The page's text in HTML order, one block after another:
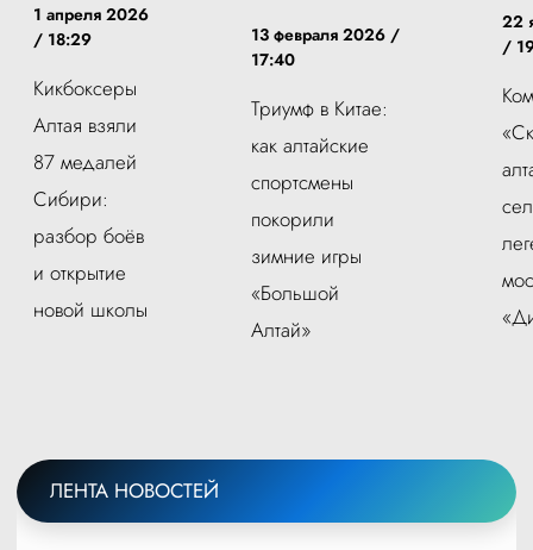
1 апреля 2026
/ 18:29
Кикбоксеры
Алтая взяли
87 медалей
Сибири:
разбор боёв
и открытие
новой школы
13 февраля 2026 /
17:40
Триумф в Китае:
как алтайские
спортсмены
покорили
зимние игры
«Большой
Алтай»
22
/
ЛЕНТА НОВОСТЕЙ